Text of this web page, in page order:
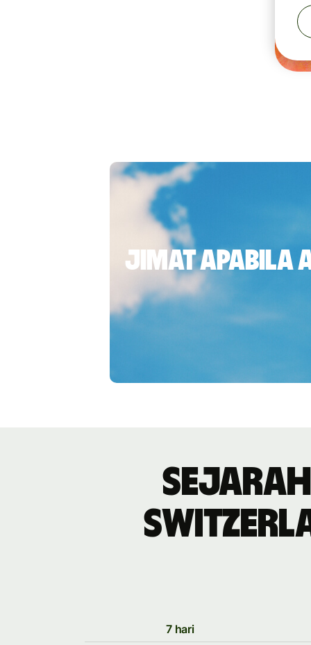
Jimat apabila
7 hari